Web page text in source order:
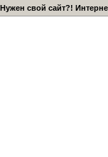
Нужен свой сайт?!
]